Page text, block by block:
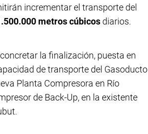
incrementar el transporte del
metros cúbicos diarios.
la finalización, puesta en
de transporte del Gasoducto
Planta Compresora en Río
de Back-Up, en la existente